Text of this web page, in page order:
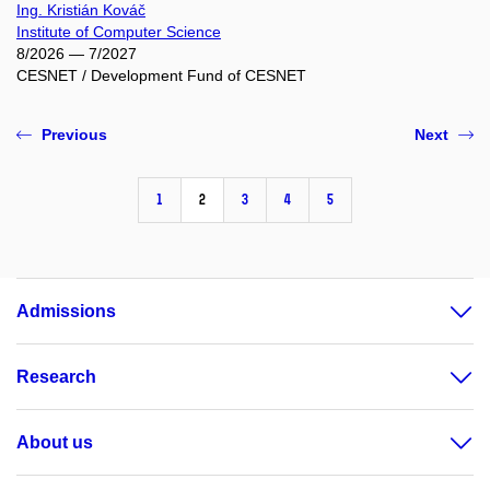
Ing. Kristián Kováč
Institute of Computer Science
8/2026 — 7/2027
CESNET / Development Fund of CESNET
Previous
1 2 3 4 5
Next
Admissions
Research
About us